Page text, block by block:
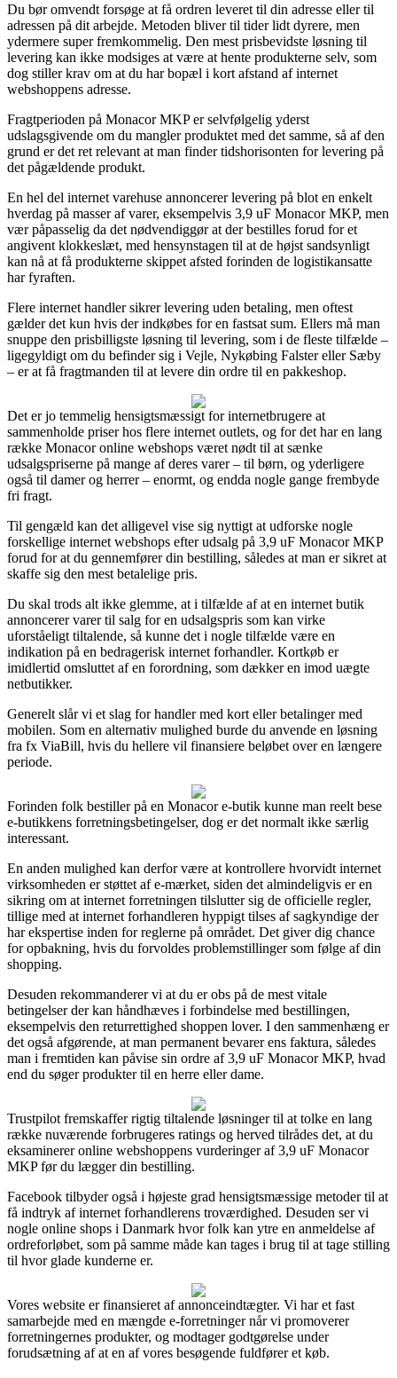
Du bør omvendt forsøge at få ordren leveret til din adresse eller til
adressen på dit arbejde. Metoden bliver til tider lidt dyrere, men
ydermere super fremkommelig. Den mest prisbevidste løsning til
levering kan ikke modsiges at være at hente produkterne selv, som
dog stiller krav om at du har bopæl i kort afstand af internet
webshoppens adresse.
Fragtperioden på Monacor MKP er selvfølgelig yderst
udslagsgivende om du mangler produktet med det samme, så af den
grund er det ret relevant at man finder tidshorisonten for levering på
det pågældende produkt.
En hel del internet varehuse annoncerer levering på blot en enkelt
hverdag på masser af varer, eksempelvis 3,9 uF Monacor MKP, men
vær påpasselig da det nødvendiggør at der bestilles forud for et
angivent klokkeslæt, med hensynstagen til at de højst sandsynligt
kan nå at få produkterne skippet afsted forinden de logistikansatte
har fyraften.
Flere internet handler sikrer levering uden betaling, men oftest
gælder det kun hvis der indkøbes for en fastsat sum. Ellers må man
snuppe den prisbilligste løsning til levering, som i de fleste tilfælde –
ligegyldigt om du befinder sig i Vejle, Nykøbing Falster eller Sæby
– er at få fragtmanden til at levere din ordre til en pakkeshop.
Det er jo temmelig hensigtsmæssigt for internetbrugere at
sammenholde priser hos flere internet outlets, og for det har en lang
række Monacor online webshops været nødt til at sænke
udsalgspriserne på mange af deres varer – til børn, og yderligere
også til damer og herrer – enormt, og endda nogle gange frembyde
fri fragt.
Til gengæld kan det alligevel vise sig nyttigt at udforske nogle
forskellige internet webshops efter udsalg på 3,9 uF Monacor MKP
forud for at du gennemfører din bestilling, således at man er sikret at
skaffe sig den mest betalelige pris.
Du skal trods alt ikke glemme, at i tilfælde af at en internet butik
annoncerer varer til salg for en udsalgspris som kan virke
uforståeligt tiltalende, så kunne det i nogle tilfælde være en
indikation på en bedragerisk internet forhandler. Kortkøb er
imidlertid omsluttet af en forordning, som dækker en imod uægte
netbutikker.
Generelt slår vi et slag for handler med kort eller betalinger med
mobilen. Som en alternativ mulighed burde du anvende en løsning
fra fx ViaBill, hvis du hellere vil finansiere beløbet over en længere
periode.
Forinden folk bestiller på en Monacor e-butik kunne man reelt bese
e-butikkens forretningsbetingelser, dog er det normalt ikke særlig
interessant.
En anden mulighed kan derfor være at kontrollere hvorvidt internet
virksomheden er støttet af e-mærket, siden det almindeligvis er en
sikring om at internet forretningen tilslutter sig de officielle regler,
tillige med at internet forhandleren hyppigt tilses af sagkyndige der
har ekspertise inden for reglerne på området. Det giver dig chance
for opbakning, hvis du forvoldes problemstillinger som følge af din
shopping.
Desuden rekommanderer vi at du er obs på de mest vitale
betingelser der kan håndhæves i forbindelse med bestillingen,
eksempelvis den returrettighed shoppen lover. I den sammenhæng er
det også afgørende, at man permanent bevarer ens faktura, således
man i fremtiden kan påvise sin ordre af 3,9 uF Monacor MKP, hvad
end du søger produkter til en herre eller dame.
Trustpilot fremskaffer rigtig tiltalende løsninger til at tolke en lang
række nuværende forbrugeres ratings og herved tilrådes det, at du
eksaminerer online webshoppens vurderinger af 3,9 uF Monacor
MKP før du lægger din bestilling.
Facebook tilbyder også i højeste grad hensigtsmæssige metoder til at
få indtryk af internet forhandlerens troværdighed. Desuden ser vi
nogle online shops i Danmark hvor folk kan ytre en anmeldelse af
ordreforløbet, som på samme måde kan tages i brug til at tage stilling
til hvor glade kunderne er.
Vores website er finansieret af annonceindtægter. Vi har et fast
samarbejde med en mængde e-forretninger når vi promoverer
forretningernes produkter, og modtager godtgørelse under
forudsætning af at en af vores besøgende fuldfører et køb.